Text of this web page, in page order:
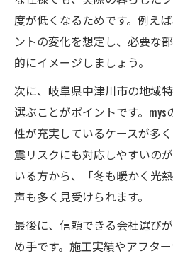
度が低くなるためです。例え
ントの変化を想定し、必要な
的にイメージしましょう。
次に、岐阜県中津川市の地域
選ぶことがポイントです。
性が充実しているケースが多
震リスクにも対応しやすいの
いる方から、「冬も暖かく光
声も多く見受けられます。
最後に、信頼できる会社選び
め手です。施工実績やアフタ